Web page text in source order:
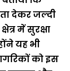
देकर जल्दी
में सुरक्षा
यह भी
को इस